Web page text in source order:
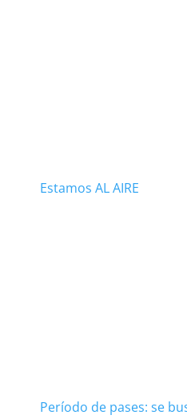
Estamos AL AIRE
Período de pases: se